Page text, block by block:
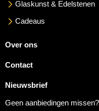
Glaskunst & Edelstenen
Cadeaus
Over ons
Contact
Nieuwsbrief
Geen aanbiedingen